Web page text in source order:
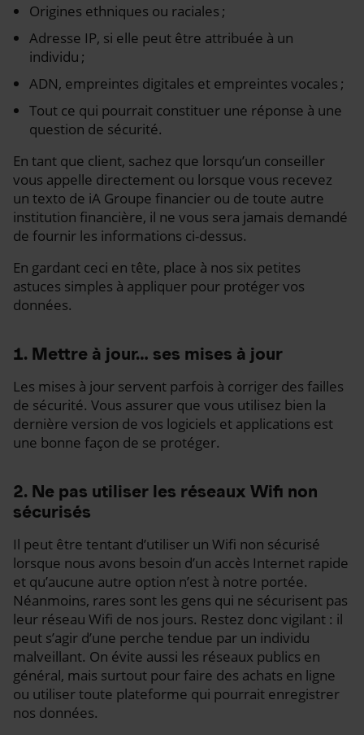
Origines ethniques ou raciales ;
Adresse IP, si elle peut être attribuée à un
individu ;
ADN, empreintes digitales et empreintes vocales ;
Tout ce qui pourrait constituer une réponse à une
question de sécurité.
En tant que client, sachez que lorsqu’un conseiller
vous appelle directement ou lorsque vous recevez
un texto de iA Groupe financier ou de toute autre
institution financière, il ne vous sera jamais demandé
de fournir les informations ci-dessus.
En gardant ceci en tête, place à nos six petites
astuces simples à appliquer pour protéger vos
données.
1. Mettre à jour… ses mises à jour
Les mises à jour servent parfois à corriger des failles
de sécurité. Vous assurer que vous utilisez bien la
dernière version de vos logiciels et applications est
une bonne façon de se protéger.
2. Ne pas utiliser les réseaux Wifi non
sécurisés
Il peut être tentant d’utiliser un Wifi non sécurisé
lorsque nous avons besoin d’un accès Internet rapide
et qu’aucune autre option n’est à notre portée.
Néanmoins, rares sont les gens qui ne sécurisent pas
leur réseau Wifi de nos jours. Restez donc vigilant : il
peut s’agir d’une perche tendue par un individu
malveillant. On évite aussi les réseaux publics en
général, mais surtout pour faire des achats en ligne
ou utiliser toute plateforme qui pourrait enregistrer
nos données.